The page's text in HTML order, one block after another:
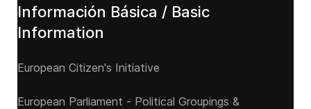
Información Básica / Basic
Information
European Citizen's Initiative
European Parliament - Political Groupings &